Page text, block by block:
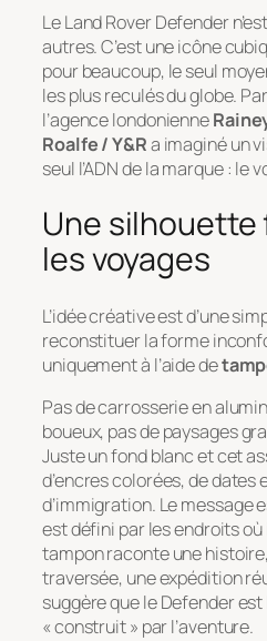
Le Land Rover Defender
autres. C’est une icône
pour beaucoup, le seul
les plus reculés du globe.
l’agence londonienne
Roalfe / Y&Ra imaginé un
seul l’ADN de la marque : le
Une silhouette
les voyages
L’idée créative est d’une
reconstituer la forme
uniquement à l’aide de
Pas de carrosserie en
boueux, pas de paysages
Juste un fond blanc et cet
d’encres colorées, de dates
d’immigration. Le message
est défini par les endroits
tampon raconte une
traversée, une expédition
suggère que le Defender
« construit » par l’aventure.